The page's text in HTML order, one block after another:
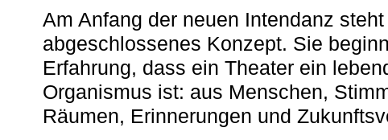
Am Anfang der neuen Intendanz
abgeschlossenes Konzept. Sie
Erfahrung, dass ein Theater ein
Organismus ist: aus Menschen,
Räumen, Erinnerungen und